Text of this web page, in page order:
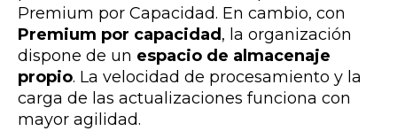
Premium por Capacidad. En cambio, con
Premium por capacidad , la organización
dispone de un espacio de almacenaje
propio. La velocidad de procesamiento y la
carga de las actualizaciones funciona con
mayor agilidad.